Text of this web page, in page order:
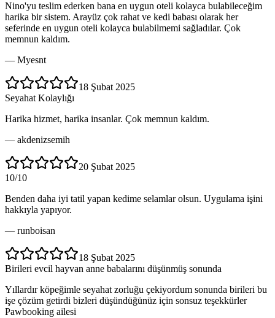
Nino'yu teslim ederken bana en uygun oteli kolayca bulabileceğim
harika bir sistem. Arayüz çok rahat ve kedi babası olarak her
seferinde en uygun oteli kolayca bulabilmemi sağladılar. Çok
memnun kaldım.
— Myesnt
18 Şubat 2025
Seyahat Kolaylığı
Harika hizmet, harika insanlar. Çok memnun kaldım.
— akdenizsemih
20 Şubat 2025
10/10
Benden daha iyi tatil yapan kedime selamlar olsun. Uygulama işini
hakkıyla yapıyor.
— runboisan
18 Şubat 2025
Birileri evcil hayvan anne babalarını düşünmüş sonunda
Yıllardır köpeğimle seyahat zorluğu çekiyordum sonunda birileri bu
işe çözüm getirdi bizleri düşündüğünüz için sonsuz teşekkürler
Pawbooking ailesi